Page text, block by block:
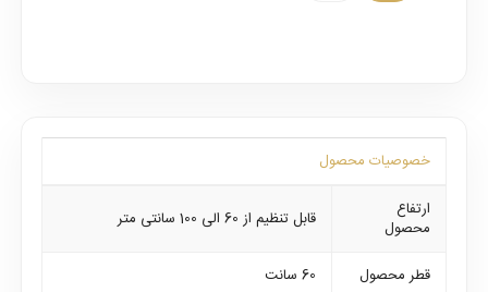
خصوصیات محصول
ارتفاع
محصول
قابل تنظیم از 60 الی 100 سانتی متر
قطر محصول
60 سانت